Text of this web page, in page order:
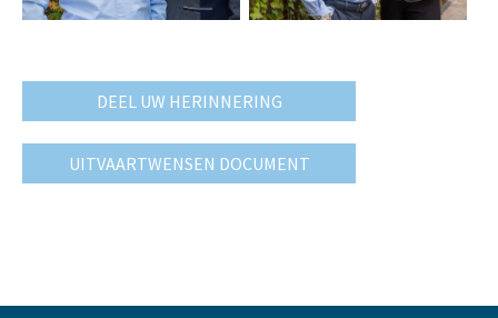
DEEL UW HERINNERING
UITVAARTWENSEN DOCUMENT